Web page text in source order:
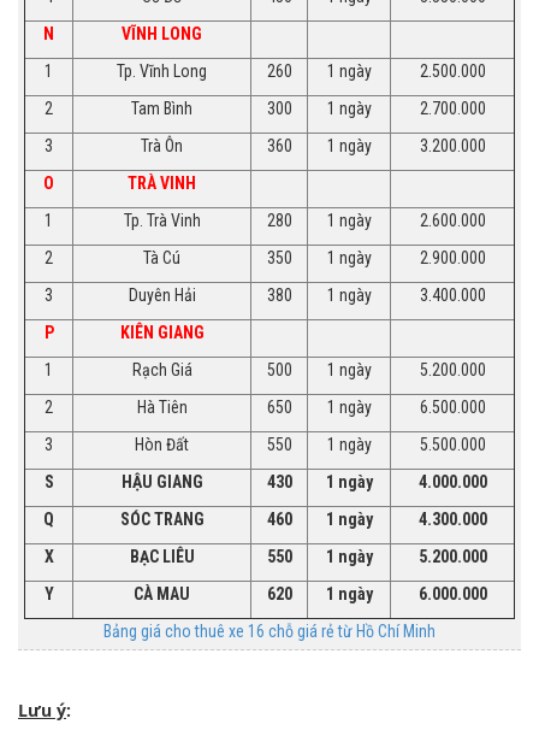
N
VĨNH LONG
1
Tp. Vĩnh Long 260 1 ngày
2.500.000
2
Tam Bình 300 1 ngày
2.700.000
3
Trà Ôn 360 1 ngày
3.200.000
O
TRÀ VINH
1
Tp. Trà Vinh 280 1 ngày
2.600.000
2
Tà Cú 350 1 ngày
2.900.000
3
Duyên Hải 380 1 ngày
3.400.000
P
KIÊN GIANG
1
Rạch Giá 500 1 ngày
5.200.000
2
Hà Tiên 650 1 ngày
6.500.000
3
Hòn Đất 550 1 ngày
5.500.000
S
HẬU GIANG 430 1 ngày
4.000.000
Q
SÓC TRANG 460 1 ngày
4.300.000
X
BẠC LIÊU 550 1 ngày
5.200.000
Y
CÀ MAU 620 1 ngày
6.000.000
Bảng giá cho thuê xe 16 chỗ giá rẻ từ Hồ Chí Minh
Lưu ý: